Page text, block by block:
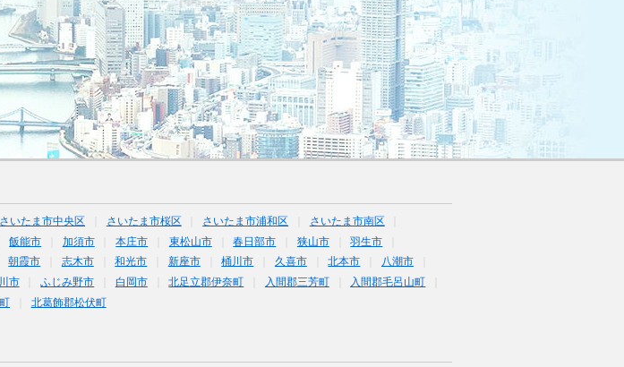
さいたま市中央区 さいたま市桜区 さいたま市浦和区
さいたま市南区
飯能市 加須市 本庄市 東松山市 春日部市 狭山市
羽生市
朝霞市 志木市 和光市 新座市 桶川市 久喜市 北本市
八潮市
市 ふじみ野市 白岡市 北足立郡伊奈町 入間郡三芳町
入間郡毛呂山町
北葛飾郡松伏町